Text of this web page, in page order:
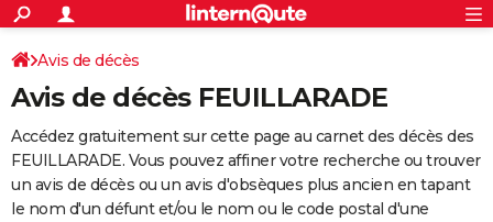
ACTUALITÉS
Politique
Société
Faits Divers
Education
Monde
Villes
+
SPORT
Coupe du monde 2026
Football
Tennis
Cyclisme
Rugby
Forum
Programme TV
TNT
Streaming
Cinéma
Sorties cinéma
Musique
+
FINANCE
Impôts
Immobilier
Risques naturels par ville
Banque
Assurance
Crédit
AUTO
Avis de décès
Avis de décès FEUILLARADE
Accédez gratuitement sur cette page au carnet des décès des
FEUILLARADE. Vous pouvez affiner votre recherche ou trouver
un avis de décès ou un avis d'obsèques plus ancien en tapant
le nom d'un défunt et/ou le nom ou le code postal d'une